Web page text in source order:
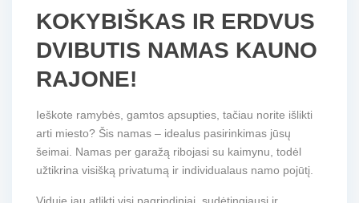
KOKYBIŠKAS IR ERDVUS
DVIBUTIS NAMAS KAUNO
RAJONE!
Ieškote ramybės, gamtos apsupties, tačiau norite išlikti
arti miesto? Šis namas – idealus pasirinkimas jūsų
šeimai. Namas per garažą ribojasi su kaimynu, todėl
užtikrina visišką privatumą ir individualaus namo pojūtį.